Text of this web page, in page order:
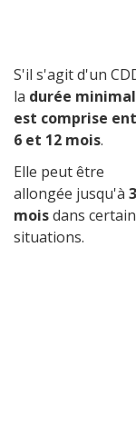
S'il s'agit d'un
la durée
est comprise
6 et 12 mois.
Elle peut être
allongée jusqu'à
moisdans
situations.